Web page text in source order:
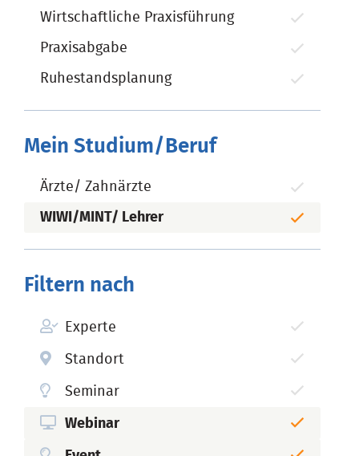
Wirtschaftliche Praxisführung
Praxisabgabe
Ruhestandsplanung
Mein Studium/Beruf
Ärzte/ Zahnärzte
WIWI/MINT/ Lehrer
Filtern nach
Experte
Standort
Seminar
Webinar